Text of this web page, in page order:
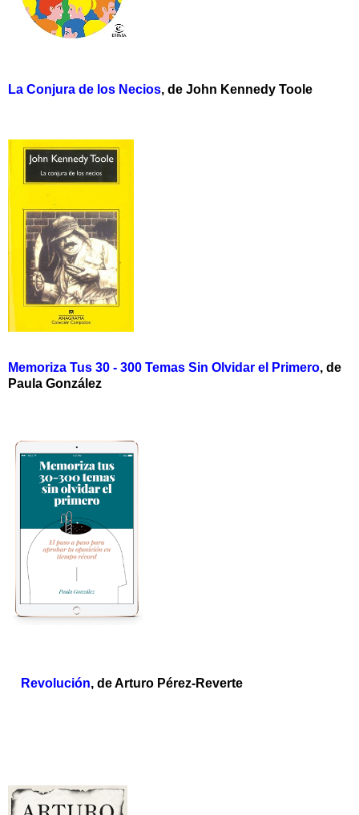
La Conjura de los Necios, de John Kennedy Toole
Memoriza Tus 30 - 300 Temas Sin Olvidar el Primero, de
Paula González
Revolución, de Arturo Pérez-Reverte